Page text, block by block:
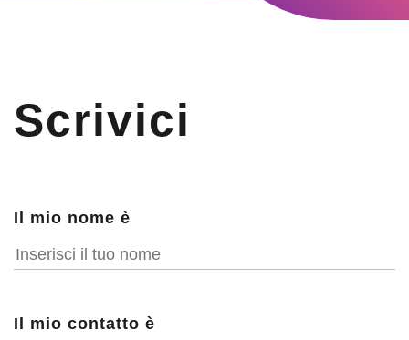
Scrivici
Il mio nome è
Il mio contatto è